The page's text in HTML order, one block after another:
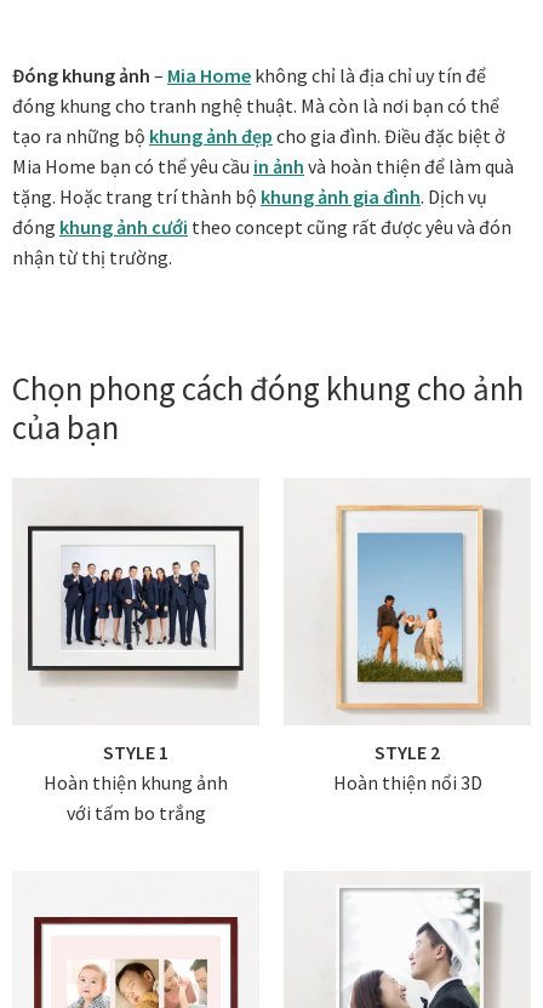
BLOG
Bộ sưu tập tranh
Bộ sưu tập Mã Vương – Quà tặng doanh nghiệp
Chính Sách Đổi Trả
Chính sách đổi trả hàng
Danh Lam Collection
Điều Khoản Sử Dụng
Hoa Xuân – Tranh sơn mài hoa
Kim Mã – Tranh sơn mài dát vàng
Liên Diệp collection
Đóng khung ảnh – Mia Home không chỉ là địa chỉ uy tín để
đóng khung cho tranh nghệ thuật. Mà còn là nơi bạn có thể
tạo ra những bộ khung ảnh đẹp cho gia đình. Điều đặc biệt ở
Mia Home bạn có thể yêu cầu in ảnh và hoàn thiện để làm quà
tặng. Hoặc trang trí thành bộ khung ảnh gia đình. Dịch vụ
đóng khung ảnh cưới theo concept cũng rất được yêu và đón
nhận từ thị trường.
Chọn phong cách đóng khung cho ảnh
của bạn
STYLE 1
Hoàn thiện khung ảnh
với tấm bo trắng
STYLE 2
Hoàn thiện nổi 3D